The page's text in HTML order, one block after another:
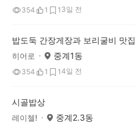
354 1 1 3일 전
밥도둑 간장게장과 보리굴비 맛집
히어로 중계1동
354 1 14일 전
시골밥상
레이첼! 중계2.3동